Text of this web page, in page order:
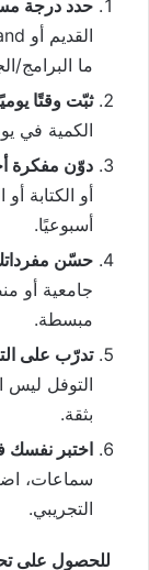
حدد درجة
ما البرامج/
ثبّت وقتًا
الكمية في
دوّن مفكرة
أو الكتابة
أسبوعيًا.
حسّن مفرداتك
مبسطة.
تدرّب على
التوفل ليس
بثقة.
اختبر نفسك
سماعات،
التجريبي.
للحصول على